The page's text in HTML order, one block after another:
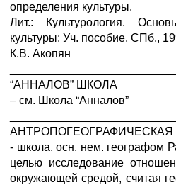
определения культуры.
Лит.: Культурология.
культуры: Уч. пособие. СПб.,
К.В. Акопян
“АННАЛОВ” ШКОЛА
– см. Школа “Анналов”
- школа, осн. нем. географом
целью исследование
окружающей средой, считая